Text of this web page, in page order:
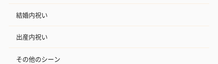
結婚内祝い
出産内祝い
その他のシーン